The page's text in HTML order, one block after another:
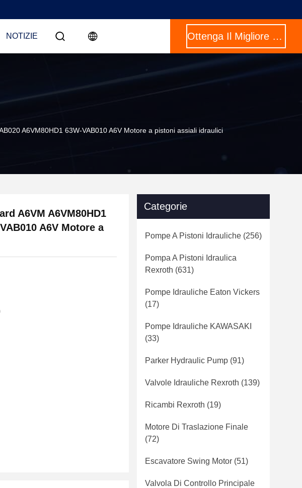
NOTIZIE Ottenga Il Migliore Prezzo
A6VM80HD1 63W-VAB010 A6V Motore a pistoni assiali idraulici
A6VM A6VM80HD1
A6V Motore a
Categorie
Pompe A Pistoni Idrauliche (256)
Pompa A Pistoni Idraulica
Rexroth (631)
Pompe Idrauliche Eaton Vickers
(17)
Pompe Idrauliche KAWASAKI
(33)
Parker Hydraulic Pump (91)
Valvole Idrauliche Rexroth (139)
Ricambi Rexroth (19)
Motore Di Traslazione Finale
(72)
Escavatore Swing Motor (51)
Valvola Di Controllo Principale